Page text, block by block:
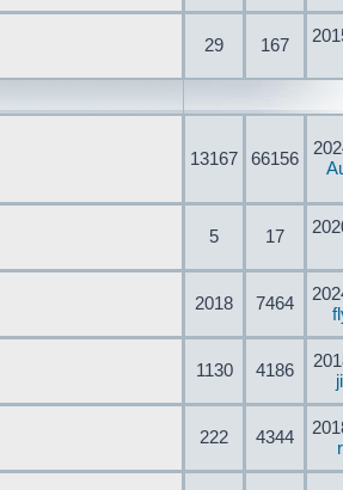
29 167
13167 66156
5 17
2018 7464
1130 4186
222 4344